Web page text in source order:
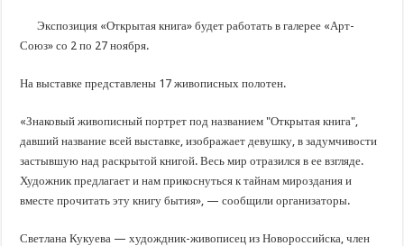
Экспозиция «Открытая книга» будет работать в галерее «Арт-
Союз» со 2 по 27 ноября.
На выставке представлены 17 живописных полотен.
«Знаковый живописный портрет под названием "Открытая книга",
давший название всей выставке, изображает девушку, в задумчивости
застывшую над раскрытой книгой. Весь мир отразился в ее взгляде.
Художник предлагает и нам прикоснуться к тайнам мироздания и
вместе прочитать эту книгу бытия», — сообщили организаторы.
Светлана Кукуева — худождник-живописец из Новороссийска, член